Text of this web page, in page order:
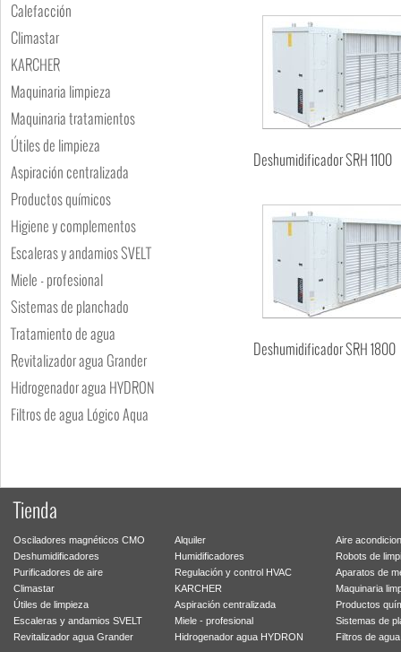
Calefacción
Climastar
KARCHER
Maquinaria limpieza
Maquinaria tratamientos
Útiles de limpieza
Aspiración centralizada
Productos químicos
Higiene y complementos
Escaleras y andamios SVELT
Miele - profesional
Sistemas de planchado
Tratamiento de agua
Revitalizador agua Grander
Hidrogenador agua HYDRON
Filtros de agua Lógico Aqua
Deshumidificador SRH 1100
Deshumidificador SRH 1800
Tienda
Osciladores magnéticos CMO Alquiler
Aire
Deshumidificadores
Humidificadores
Robots de
Purificadores de aire
Regulación y control HVAC
Aparatos de
Climastar
KARCHER
Maquinaria
Útiles de limpieza
Aspiración centralizada
Productos
Escaleras y andamios SVELT
Miele - profesional
Sistemas de
Revitalizador agua Grander
Hidrogenador agua HYDRON Filtros de